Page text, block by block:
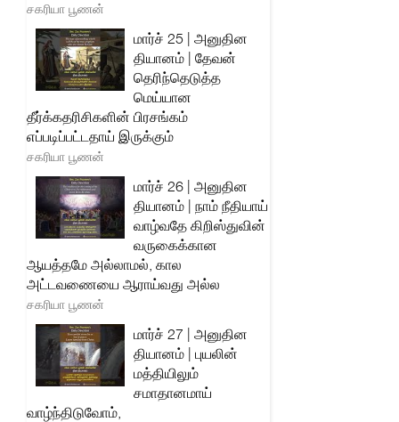
சகரியா பூணன்
மார்ச் 25 | அனுதின
தியானம் | தேவன்
தெரிந்தெடுத்த
மெய்யான
தீர்க்கதரிசிகளின் பிரசங்கம்
எப்படிப்பட்டதாய் இருக்கும்
சகரியா பூணன்
மார்ச் 26 | அனுதின
தியானம் | நாம் நீதியாய்
வாழ்வதே கிறிஸ்துவின்
வருகைக்கான
ஆயத்தமே அல்லாமல், கால
அட்டவணையை ஆராய்வது அல்ல
சகரியா பூணன்
மார்ச் 27 | அனுதின
தியானம் | புயலின்
மத்தியிலும்
சமாதானமாய்
வாழ்ந்திடுவோம்,